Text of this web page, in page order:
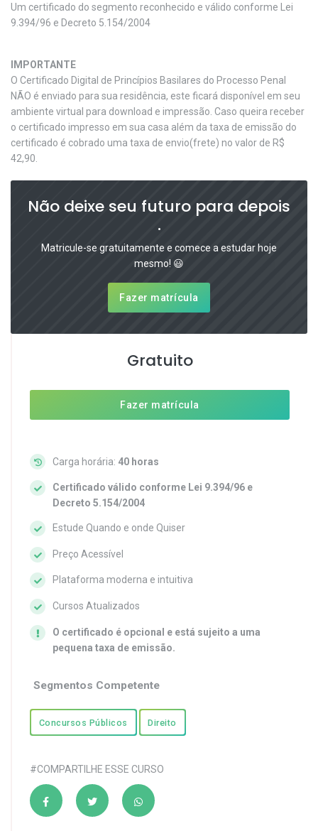
Um certificado do segmento reconhecido e válido conforme Lei
9.394/96 e Decreto 5.154/2004
IMPORTANTE
O Certificado Digital de Princípios Basilares do Processo Penal
NÃO é enviado para sua residência, este ficará disponível em seu
ambiente virtual para download e impressão. Caso queira receber
o certificado impresso em sua casa além da taxa de emissão do
certificado é cobrado uma taxa de envio(frete) no valor de R$
42,90.
Não deixe seu futuro para depois
.
Matricule-se gratuitamente e comece a estudar hoje
mesmo! 😃
Fazer matrícula
Gratuito
Fazer matrícula
Carga horária: 40 horas
Certificado válido conforme Lei 9.394/96 e
Decreto 5.154/2004
Estude Quando e onde Quiser
Preço Acessível
Plataforma moderna e intuitiva
Cursos Atualizados
O certificado é opcional e está sujeito a uma
pequena taxa de emissão.
Segmentos Competente
Concursos Públicos Direito
#COMPARTILHE ESSE CURSO